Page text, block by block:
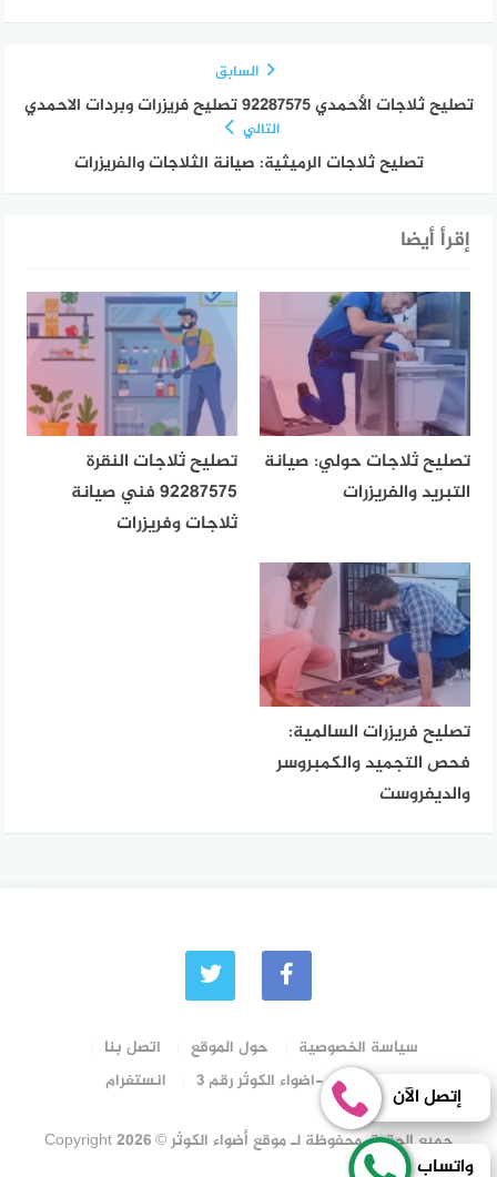
السابق
تصليح ثلاجات الأحمدي 92287575 تصليح فريزرات وبردات الاحمدي
التالي
تصليح ثلاجات الرميثية: صيانة الثلاجات والفريزرات
إقرأ أيضا
تصليح ثلاجات حولي: صيانة
التبريد والفريزرات
تصليح ثلاجات النقرة
92287575 فني صيانة
ثلاجات وفريزرات
تصليح فريزرات السالمية:
فحص التجميد والكمبروسر
والديفروست
سياسة الخصوصية حول الموقع
اتصل بنا
رقم الترخيص -اضواء الكوثر رقم 3
انستغرام
جميع الحقوق محفوظة لـ موقع أضواء الكوثر © Copyright 2026
إتصل الآن
واتساب